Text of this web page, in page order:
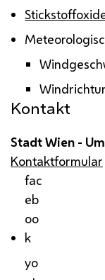
Kontakt
Stadt Wien -
Kontaktformular
fac
eb
oo
k
yo